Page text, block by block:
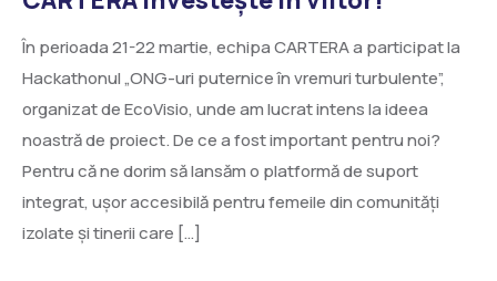
În perioada 21-22 martie, echipa CARTERA a participat la
Hackathonul „ONG-uri puternice în vremuri turbulente”,
organizat de EcoVisio, unde am lucrat intens la ideea
noastră de proiect. De ce a fost important pentru noi?
Pentru că ne dorim să lansăm o platformă de suport
integrat, ușor accesibilă pentru femeile din comunități
izolate și tinerii care […]